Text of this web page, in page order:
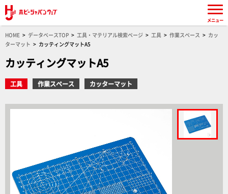
HOME データベースTOP 工具・マテリアル検索ページ 工具 作業スペース
カッ
ターマット
カッティングマットA5
カッティングマットA5
工具 作業スペース カッターマット
メニュー